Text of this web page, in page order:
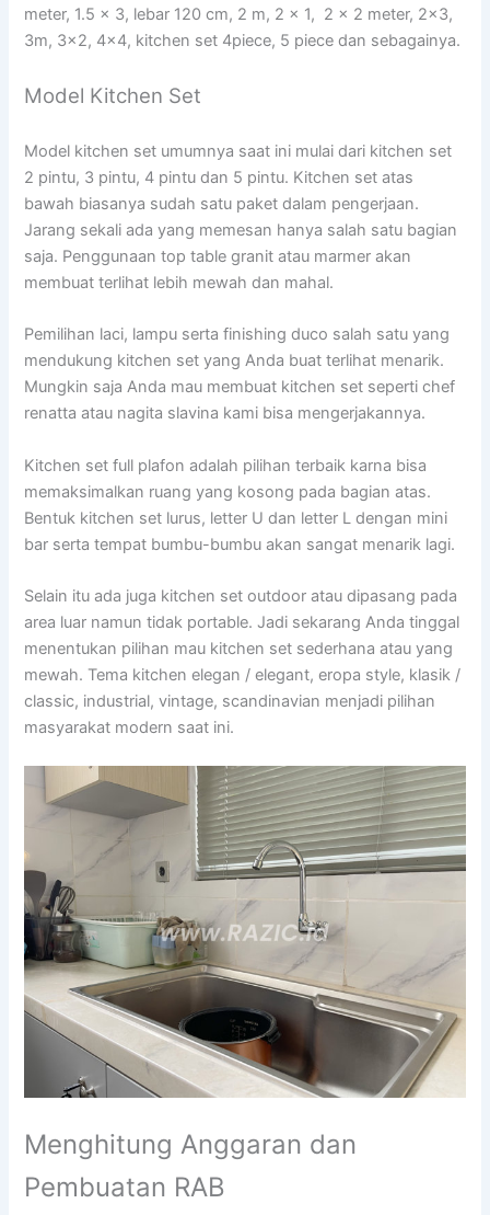
meter, 1.5 x 3, lebar 120 cm, 2 m, 2 x 1, 2 x 2 meter, 2×3,
3m, 3×2, 4×4, kitchen set 4piece, 5 piece dan sebagainya.
Model Kitchen Set
Model kitchen set umumnya saat ini mulai dari kitchen set
2 pintu, 3 pintu, 4 pintu dan 5 pintu. Kitchen set atas
bawah biasanya sudah satu paket dalam pengerjaan.
Jarang sekali ada yang memesan hanya salah satu bagian
saja. Penggunaan top table granit atau marmer akan
membuat terlihat lebih mewah dan mahal.
Pemilihan laci, lampu serta finishing duco salah satu yang
mendukung kitchen set yang Anda buat terlihat menarik.
Mungkin saja Anda mau membuat kitchen set seperti chef
renatta atau nagita slavina kami bisa mengerjakannya.
Kitchen set full plafon adalah pilihan terbaik karna bisa
memaksimalkan ruang yang kosong pada bagian atas.
Bentuk kitchen set lurus, letter U dan letter L dengan mini
bar serta tempat bumbu-bumbu akan sangat menarik lagi.
Selain itu ada juga kitchen set outdoor atau dipasang pada
area luar namun tidak portable. Jadi sekarang Anda tinggal
menentukan pilihan mau kitchen set sederhana atau yang
mewah. Tema kitchen elegan / elegant, eropa style, klasik /
classic, industrial, vintage, scandinavian menjadi pilihan
masyarakat modern saat ini.
Menghitung Anggaran dan
Pembuatan RAB